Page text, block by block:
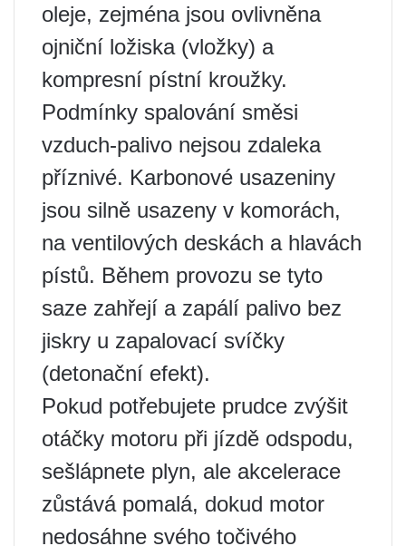
oleje, zejména jsou ovlivněna
ojniční ložiska (vložky) a
kompresní pístní kroužky.
Podmínky spalování směsi
vzduch-palivo nejsou zdaleka
příznivé. Karbonové usazeniny
jsou silně usazeny v komorách,
na ventilových deskách a hlavách
pístů. Během provozu se tyto
saze zahřejí a zapálí palivo bez
jiskry u zapalovací svíčky
(detonační efekt).
Pokud potřebujete prudce zvýšit
otáčky motoru při jízdě odspodu,
sešlápnete plyn, ale akcelerace
zůstává pomalá, dokud motor
nedosáhne svého točivého